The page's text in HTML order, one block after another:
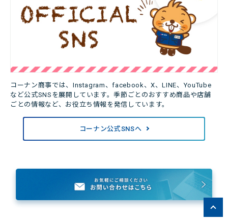
コーナン商事では、Instagram、facebook、X、LINE、YouTube
など公式SNSを展開しています。季節ごとのおすすめ商品や店舗
ごとの情報など、お役立ち情報を発信しています。
コーナン公式SNSへ